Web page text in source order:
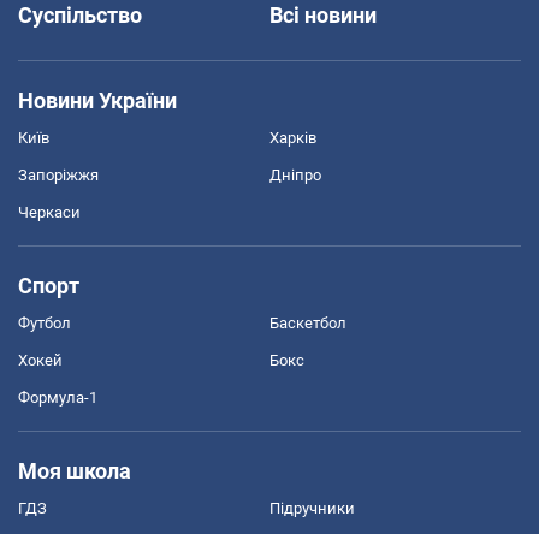
Суспільство
Всі новини
Новини України
Київ Харків
Запоріжжя Дніпро
Черкаси
Спорт
Футбол Баскетбол
Хокей Бокс
Формула-1
Моя школа
ГДЗ Підручники